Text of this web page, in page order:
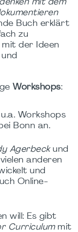
mit dem
Buch erklärt
zu
mit der Ideen
Workshops:
Workshops
Bonn an.
Agerbeckund
anderen
und
Online-
will: Es gibt
Curriculummit